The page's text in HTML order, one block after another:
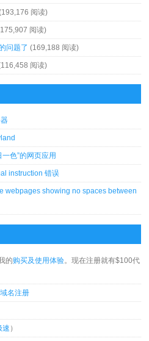
阅读)
阅读)
问题了 (169,188 阅读)
阅读)
色”的网页应用
instruction 错误
webpages showing no spaces between
的购买及使用体验。现在注册就有$100代
名注册
速 ）